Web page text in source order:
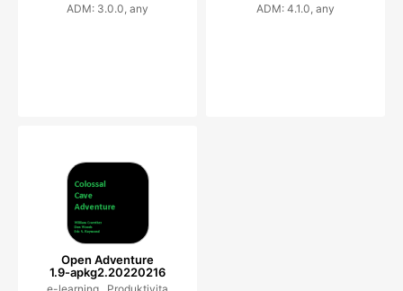
ADM: 3.0.0, any
ADM: 4.1.0, any
Open Adventure
1.9-apkg2.20220216